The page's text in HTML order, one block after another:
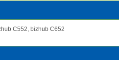
C552, bizhub C652